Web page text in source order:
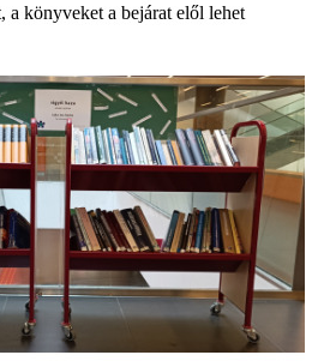
a könyveket a bejárat elől lehet